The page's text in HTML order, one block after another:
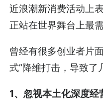
近浪潮新消费活动上
正站在世界舞台上最
曾经有很多创业者片
式”降维打击，导致了
1、忽视本土化深度